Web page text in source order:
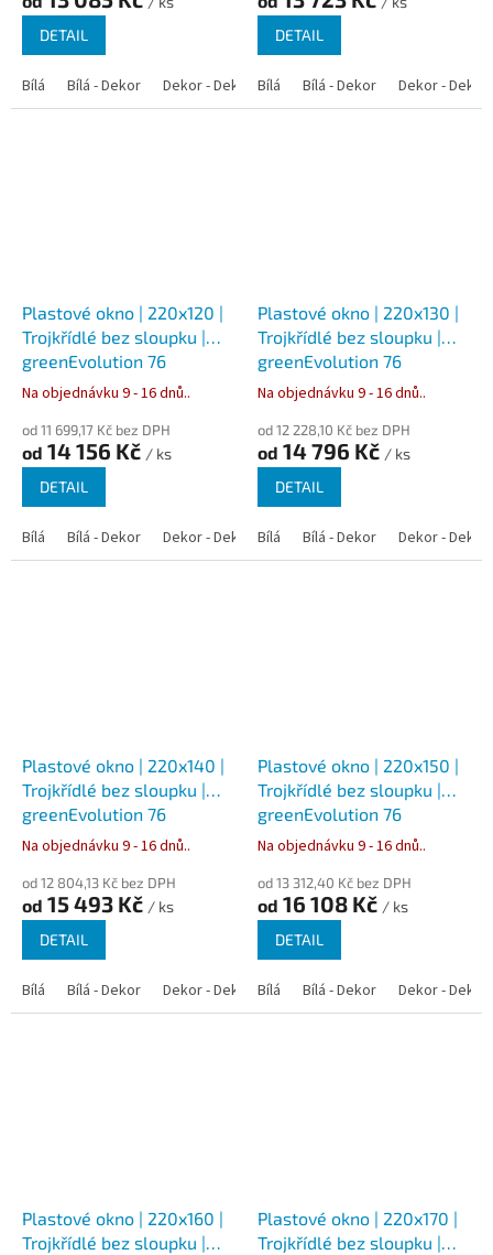
DETAIL
Bílá Bílá - Dekor Dekor - Dekor
DETAIL
Bílá Bílá - Dekor Dekor - Dekor
Plastové okno | 220x120 |
Trojkřídlé bez sloupku |
greenEvolution 76
Na objednávku 9 - 16 dnů..
od 11 699,17 Kč bez DPH
od 14 156 Kč / ks
DETAIL
Bílá Bílá - Dekor Dekor - Dekor
Plastové okno | 220x130 |
Trojkřídlé bez sloupku |
greenEvolution 76
Na objednávku 9 - 16 dnů..
od 12 228,10 Kč bez DPH
od 14 796 Kč / ks
DETAIL
Bílá Bílá - Dekor Dekor - Dekor
Plastové okno | 220x140 |
Trojkřídlé bez sloupku |
greenEvolution 76
Na objednávku 9 - 16 dnů..
od 12 804,13 Kč bez DPH
od 15 493 Kč / ks
DETAIL
Bílá Bílá - Dekor Dekor - Dekor
Plastové okno | 220x150 |
Trojkřídlé bez sloupku |
greenEvolution 76
Na objednávku 9 - 16 dnů..
od 13 312,40 Kč bez DPH
od 16 108 Kč / ks
DETAIL
Bílá Bílá - Dekor Dekor - Dekor
Plastové okno | 220x160 |
Trojkřídlé bez sloupku |
Plastové okno | 220x170 |
Trojkřídlé bez sloupku |